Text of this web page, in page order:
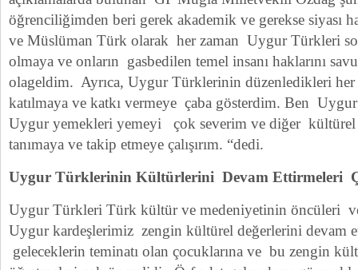
öğrenciliğimden beri gerek akademik ve gerekse siyası
ve Müslüman Türk olarak her zaman Uygur Türkleri
olmaya ve onların gasbedilen temel insanı haklarını
olageldim. Ayrıca, Uygur Türklerinin düzenledikleri
katılmaya ve katkı vermeye çaba gösterdim. Ben
Uygur yemekleri yemeyi çok severim ve diğer kültürel
tanımaya ve takip etmeye çalışırım. “dedi.
Uygur Türklerinin Kültürlerini Devam Ettirmeleri
Uygur Türkleri Türk kültür ve medeniyetinin öncüleri
Uygur kardeşlerimiz zengin kültürel değerlerini devam
geleceklerin teminatı olan çocuklarına ve bu zengin